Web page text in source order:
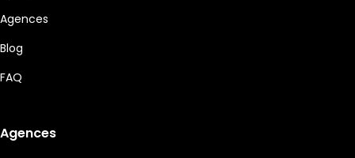
Agences
Blog
FAQ
Agences